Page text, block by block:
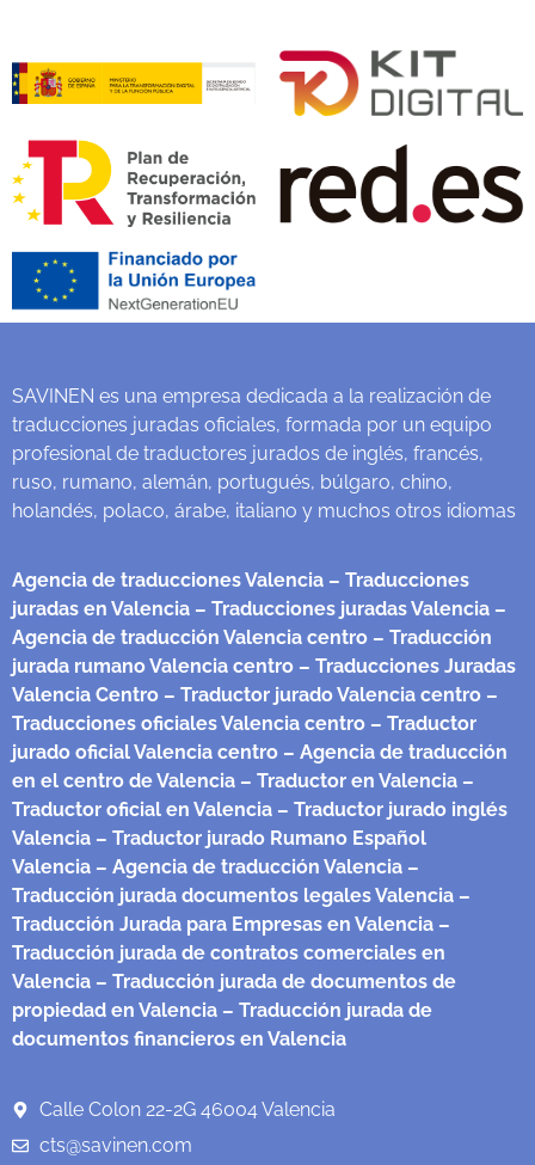
SAVINEN es una empresa dedicada a la realización de
traducciones juradas oficiales, formada por un equipo
profesional de traductores jurados de inglés, francés,
ruso, rumano, alemán, portugués, búlgaro, chino,
holandés, polaco, árabe, italiano y muchos otros idiomas
Agencia de traducciones Valencia – Traducciones
juradas en Valencia – Traducciones juradas Valencia –
Agencia de traducción Valencia centro – Traducción
jurada rumano Valencia centro – Traducciones Juradas
Valencia Centro – Traductor jurado Valencia centro –
Traducciones oficiales Valencia centro – Traductor
jurado oficial Valencia centro – Agencia de traducción
en el centro de Valencia – Traductor en Valencia –
Traductor oficial en Valencia – Traductor jurado inglés
Valencia – Traductor jurado Rumano Español
Valencia – Agencia de traducción Valencia –
Traducción jurada documentos legales Valencia –
Traducción Jurada para Empresas en Valencia –
Traducción jurada de contratos comerciales en
Valencia – Traducción jurada de documentos de
propiedad en Valencia – Traducción jurada de
documentos financieros en Valencia
Calle Colon 22-2G 46004 Valencia
cts@savinen.com